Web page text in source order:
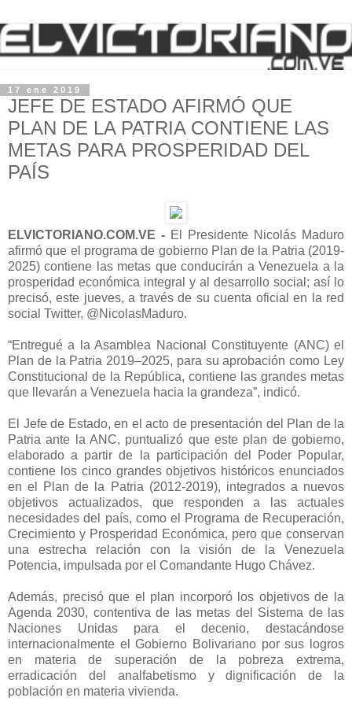
17 ene 2019
JEFE DE ESTADO AFIRMÓ QUE
PLAN DE LA PATRIA CONTIENE LAS
METAS PARA PROSPERIDAD DEL
PAÍS
ELVICTORIANO.COM.VE - El Presidente Nicolás Maduro
afirmó que el programa de gobierno Plan de la Patria (2019-
2025) contiene las metas que conducirán a Venezuela a la
prosperidad económica integral y al desarrollo social; así lo
precisó, este jueves, a través de su cuenta oficial en la red
social Twitter, @NicolasMaduro.
“Entregué a la Asamblea Nacional Constituyente (ANC) el
Plan de la Patria 2019–2025, para su aprobación como Ley
Constitucional de la República, contiene las grandes metas
que llevarán a Venezuela hacia la grandeza”, indicó.
El Jefe de Estado, en el acto de presentación del Plan de la
Patria ante la ANC, puntualizó que este plan de gobierno,
elaborado a partir de la participación del Poder Popular,
contiene los cinco grandes objetivos históricos enunciados
en el Plan de la Patria (2012-2019), integrados a nuevos
objetivos actualizados, que responden a las actuales
necesidades del país, como el Programa de Recuperación,
Crecimiento y Prosperidad Económica, pero que conservan
una estrecha relación con la visión de la Venezuela
Potencia, impulsada por el Comandante Hugo Chávez.
Además, precisó que el plan incorporó los objetivos de la
Agenda 2030, contentiva de las metas del Sistema de las
Naciones Unidas para el decenio, destacándose
internacionalmente el Gobierno Bolivariano por sus logros
en materia de superación de la pobreza extrema,
erradicación del analfabetismo y dignificación de la
población en materia vivienda.